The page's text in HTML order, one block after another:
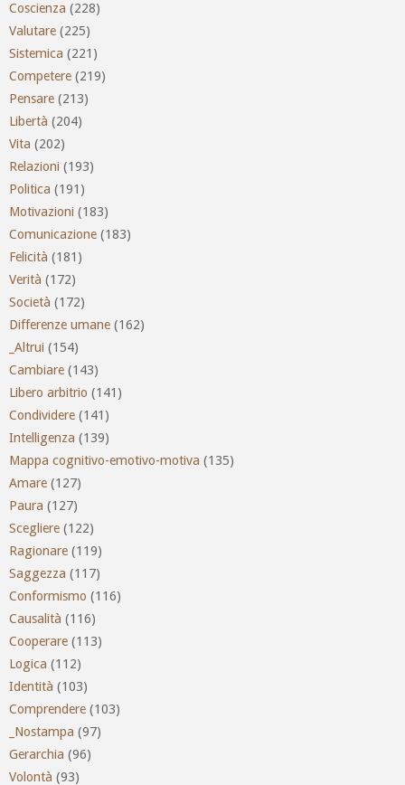
Coscienza (228)
Valutare (225)
Sistemica (221)
Competere (219)
Pensare (213)
Libertà (204)
Vita (202)
Relazioni (193)
Politica (191)
Motivazioni (183)
Comunicazione (183)
Felicità (181)
Verità (172)
Società (172)
Differenze umane (162)
_Altrui (154)
Cambiare (143)
Libero arbitrio (141)
Condividere (141)
Intelligenza (139)
Mappa cognitivo-emotivo-motiva (135)
Amare (127)
Paura (127)
Scegliere (122)
Ragionare (119)
Saggezza (117)
Conformismo (116)
Causalità (116)
Cooperare (113)
Logica (112)
Identità (103)
Comprendere (103)
_Nostampa (97)
Gerarchia (96)
Volontà (93)